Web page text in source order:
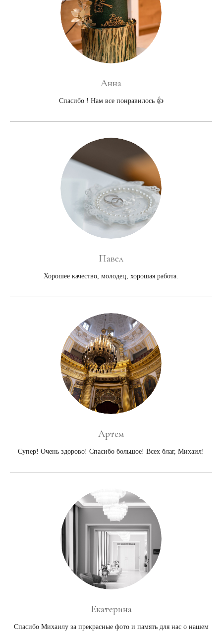
Анна
Спасибо ! Нам все понравилось 👍
Павел
Хорошее качество, молодец, хорошая работа.
Артем
Супер! Очень здорово! Спасибо большое! Всех благ, Михаил!
Екатерина
Спасибо Михаилу за прекрасные фото и память для нас о нашем